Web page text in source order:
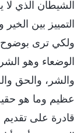
الشيطان الذي لا
التمييز بين
ولكي ترى بوضوح
الوضعاء وهو
والشر، والحق
عظيم وما هو
قادرة على